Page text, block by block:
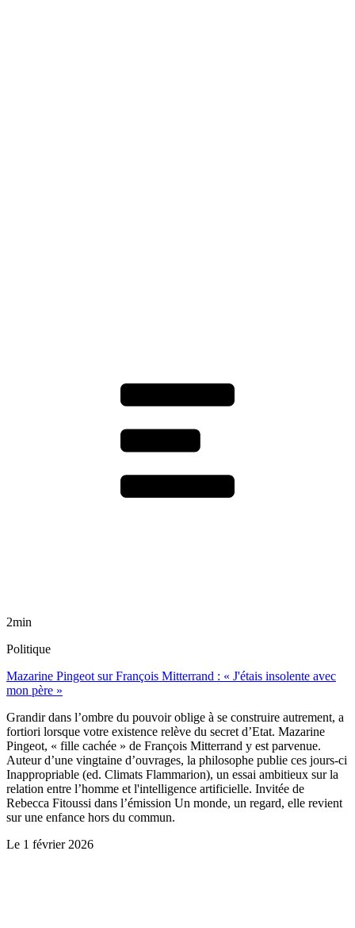
2min
Politique
Mazarine Pingeot sur François Mitterrand : « J'étais insolente avec
mon père »
Grandir dans l’ombre du pouvoir oblige à se construire autrement, a
fortiori lorsque votre existence relève du secret d’Etat. Mazarine
Pingeot, « fille cachée » de François Mitterrand y est parvenue.
Auteur d’une vingtaine d’ouvrages, la philosophe publie ces jours-ci
Inappropriable (ed. Climats Flammarion), un essai ambitieux sur la
relation entre l’homme et l'intelligence artificielle. Invitée de
Rebecca Fitoussi dans l’émission Un monde, un regard, elle revient
sur une enfance hors du commun.
Le 1 février 2026